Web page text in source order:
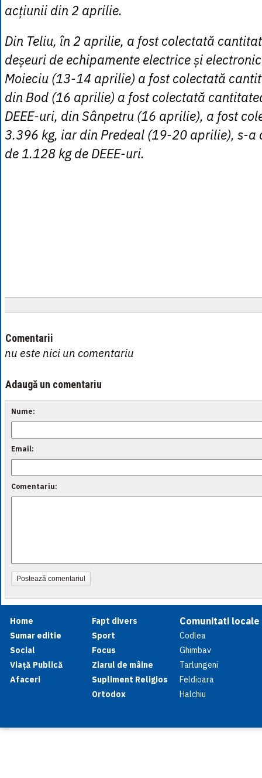
acțiunii din 2 aprilie.
Din Teliu, în 2 aprilie, a fost colectată
deșeuri de echipamente electrice și
Moieciu (13-14 aprilie) a fost colectată
din Bod (16 aprilie) a fost colectată
DEEE-uri, din Sânpetru (16 aprilie), a fost
3.396 kg, iar din Predeal (19-20 aprilie), s-
de 1.128 kg de DEEE-uri.
Comentarii
nu este nici un comentariu
Adaugă un comentariu
Nume:
Email:
Comentariu:
Postează comentariul
Home
Sumar editie
Social
Viață Publică
Afaceri
Fapt divers
Sport
Focus
Ziarul de mâine
Supliment Religios
Ortodox
Comunitati locale
Codlea
Ghimbav
Tarlungeni
Feldioara
Halchiu